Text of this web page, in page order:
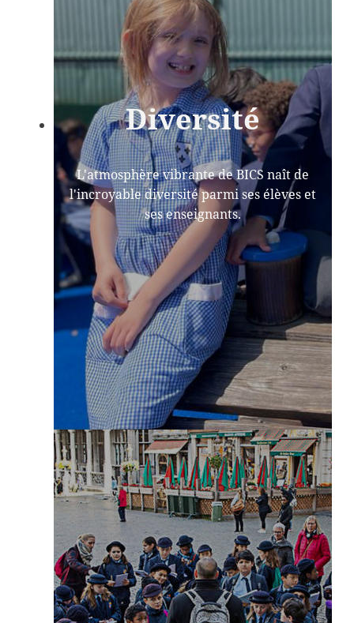
Diversité
L'atmosphère vibrante de BICS naît de
l'incroyable diversité parmi ses élèves et
ses enseignants.